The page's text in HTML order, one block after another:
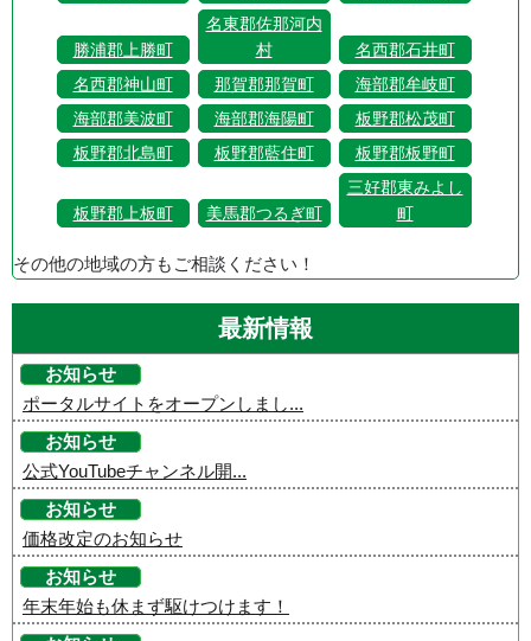
勝浦郡上勝町
名東郡佐那河内
村
名西郡石井町
名西郡神山町
那賀郡那賀町
海部郡牟岐町
海部郡美波町
海部郡海陽町
板野郡松茂町
板野郡北島町
板野郡藍住町 板野郡板野町
板野郡上板町 美馬郡つるぎ町
三好郡東みよし
町
その他の地域の方もご相談ください！
最新情報
お知らせ
ポータルサイトをオープンしまし...
お知らせ
公式YouTubeチャンネル開...
お知らせ
価格改定のお知らせ
お知らせ
年末年始も休まず駆けつけます！